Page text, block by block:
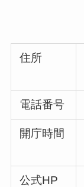
住所
電話番号
開庁時間
公式HP